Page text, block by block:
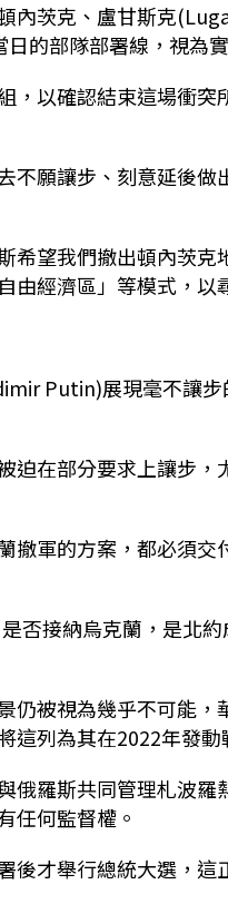
內茨克、盧甘斯克(
的部隊部署線，視為
，以確認結束這場衝
不願讓步、 刻意延後做
希望我們撤出頓內茨
由經濟區」等模式，以
Putin)展現毫不讓
迫在部分要求上讓步
撤軍的方案，都必須交
否接納烏克蘭，是北
仍被視為幾乎不可能
這列為其在2022年發動
俄羅斯共同管理札波
任何監督權。
後才舉行總統大選，這